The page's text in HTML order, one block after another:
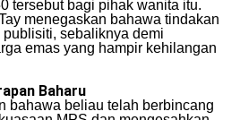
tersebut bagi pihak wanita itu.
menegaskan bahawa tindakan
sebaliknya demi
emas yang hampir kehilangan
Baharu
bahawa beliau telah berbincang